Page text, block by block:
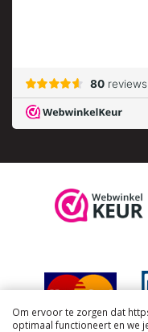
Om ervoor te zorgen dat
optimaal functioneert en we